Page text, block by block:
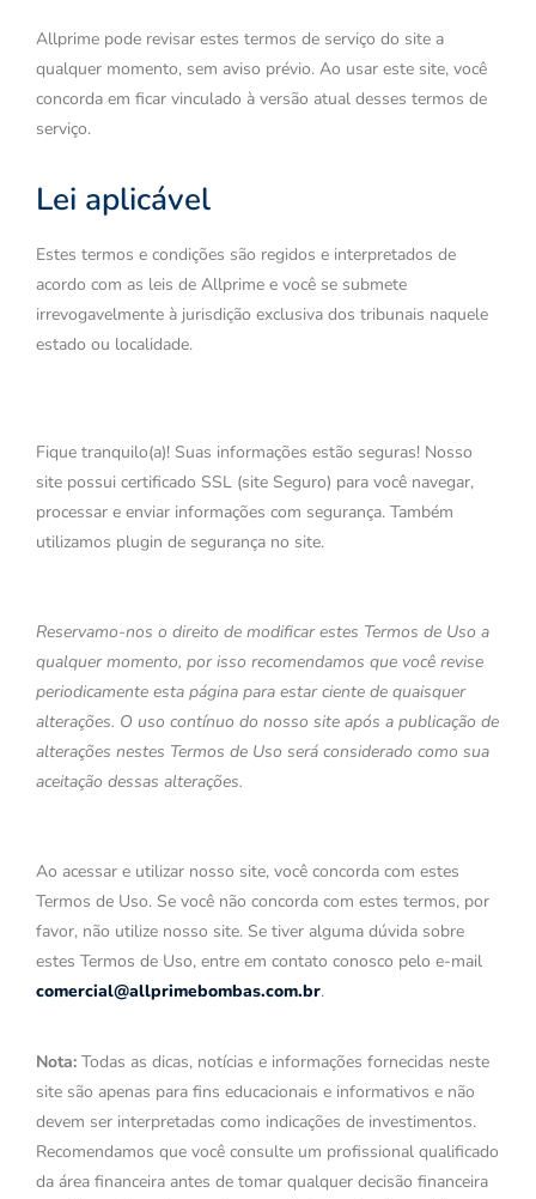
Allprime pode revisar estes termos de serviço do site a
qualquer momento, sem aviso prévio. Ao usar este site, você
concorda em ficar vinculado à versão atual desses termos de
serviço.
Lei aplicável
Estes termos e condições são regidos e interpretados de
acordo com as leis de Allprime e você se submete
irrevogavelmente à jurisdição exclusiva dos tribunais naquele
estado ou localidade.
Fique tranquilo(a)! Suas informações estão seguras! Nosso
site possui certificado SSL (site Seguro) para você navegar,
processar e enviar informações com segurança. Também
utilizamos plugin de segurança no site.
Reservamo-nos o direito de modificar estes Termos de Uso a
qualquer momento, por isso recomendamos que você revise
periodicamente esta página para estar ciente de quaisquer
alterações. O uso contínuo do nosso site após a publicação de
alterações nestes Termos de Uso será considerado como sua
aceitação dessas alterações.
Ao acessar e utilizar nosso site, você concorda com estes
Termos de Uso. Se você não concorda com estes termos, por
favor, não utilize nosso site. Se tiver alguma dúvida sobre
estes Termos de Uso, entre em contato conosco pelo e-mail
comercial@allprimebombas.com.br.
Nota: Todas as dicas, notícias e informações fornecidas neste
site são apenas para fins educacionais e informativos e não
devem ser interpretadas como indicações de investimentos.
Recomendamos que você consulte um profissional qualificado
da área financeira antes de tomar qualquer decisão financeira